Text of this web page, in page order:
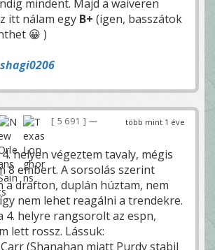
mindent. Majd a waiveren
itt nálam egy B+ (igen, basszátok
😀 )
shagi0206
több mint 1 éve
5 691
—
helyen végeztem tavaly, mégis
8 embert. A sorsolás szerint
a drafton, duplán húztam, nem
nem lehet reagálni a trendekre.
4. helyre rangsorolt az espn,
lett rossz. Lássuk:
(Shanahan miatt Purdy stabil